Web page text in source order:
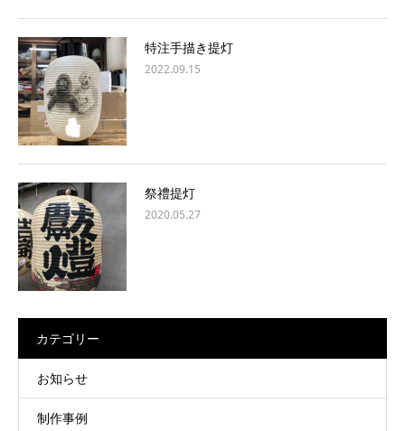
特注手描き提灯
2022.09.15
祭禮提灯
2020.05.27
カテゴリー
お知らせ
制作事例